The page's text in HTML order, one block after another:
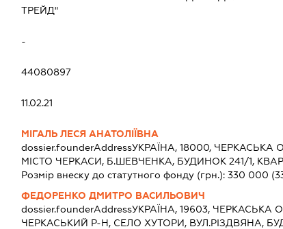
ТРЕЙД"
-
44080897
11.02.21
МІГАЛЬ ЛЕСЯ АНАТОЛІЇВНА
dossier.founderAddressУКРАЇНА, 18000, ЧЕРКАСЬКА
МІСТО ЧЕРКАСИ, Б.ШЕВЧЕНКА, БУДИНОК 241/1,
Розмір внеску до статутного фонду (грн.): 330 000
ФЕДОРЕНКО ДМИТРО ВАСИЛЬОВИЧ
dossier.founderAddressУКРАЇНА, 19603, ЧЕРКАСЬКА
ЧЕРКАСЬКИЙ Р-Н, СЕЛО ХУТОРИ, ВУЛ.РІЗДВЯНА,